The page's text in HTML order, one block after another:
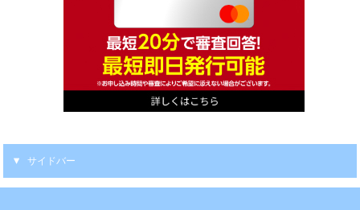
サイドバー